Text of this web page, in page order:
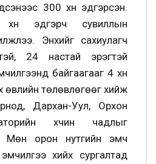
300 хүн эдгэрсэн.
эдгэрч сувиллын
Энхийг сахиулагч
24 настай эрэгтэй
байгаагааг 4 хүн
өвлийн төлөвлөгөөг хийж
Дархан-Уул, Орхон
хүчин чадлыг
Мөн орон нутгийн эмч
хийх сургалтад